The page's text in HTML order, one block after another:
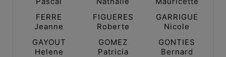
FERRE
Jeanne
FIGUERES
Roberte
GARRIGUE
Nicole
GAYOUT
Helene
GOMEZ
Patricia
GONTIES
Bernard